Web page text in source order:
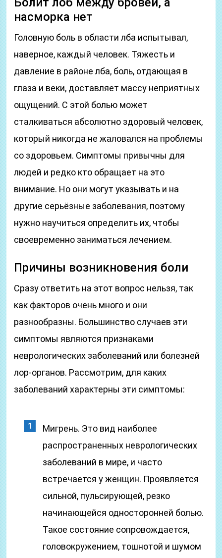
насморка нет
Головную боль в области лба испытывал,
наверное, каждый человек. Тяжесть и
давление в районе лба, боль, отдающая в
глаза и веки, доставляет массу неприятных
ощущений. C этой болью может
сталкиваться абсолютно здоровый человек,
который никогда не жаловался на проблемы
со здоровьем. Симптомы привычны для
людей и редко кто обращает на это
внимание. Но они могут указывать и на
другие серьёзные заболевания, поэтому
нужно научиться определить их, чтобы
своевременно заниматься лечением.
Причины возникновения боли
Сразу ответить на этот вопрос нельзя, так
как факторов очень много и они
разнообразны. Большинство случаев эти
симптомы являются признаками
неврологических заболеваний или болезней
лор-органов. Рассмотрим, для каких
заболеваний характерны эти симптомы:
Мигрень. Это вид наиболее
распространенных неврологических
заболеваний в мире, и часто
встречается у женщин. Проявляется
сильной, пульсирующей, резко
начинающейся односторонней болью.
Такое состояние сопровождается,
головокружением, тошнотой и шумом